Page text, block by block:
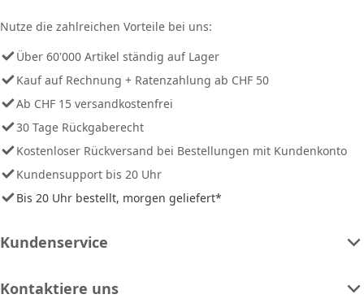
Nutze die zahlreichen Vorteile bei uns:
Über 60'000 Artikel ständig auf Lager
Kauf auf Rechnung + Ratenzahlung ab CHF 50
Ab CHF 15 versandkostenfrei
30 Tage Rückgaberecht
Kostenloser Rückversand bei Bestellungen mit Kundenkonto
Kundensupport bis 20 Uhr
Bis 20 Uhr bestellt, morgen geliefert*
Kundenservice
Kontaktiere uns